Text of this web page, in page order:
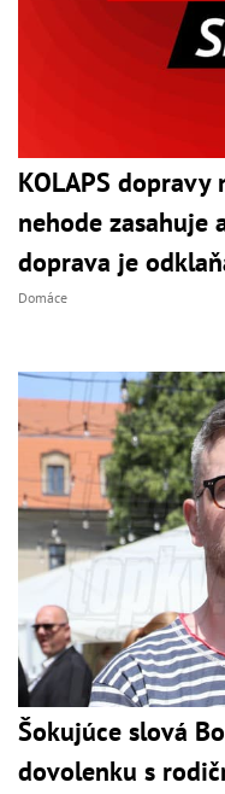
KOLAPS dopravy
nehode zasahuje
doprava je
Domáce
Šokujúce slová
dovolenku s